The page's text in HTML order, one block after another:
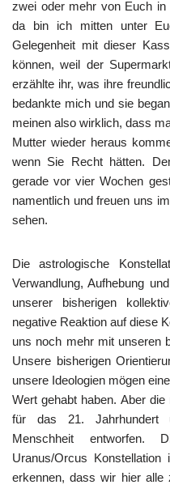
zwei oder mehr von Euch
da bin ich mitten unter
Gelegenheit mit dieser
können, weil der
erzählte ihr, was ihre
bedankte mich und sie
meinen also wirklich, dass
Mutter wieder heraus
wenn Sie Recht hätten.
gerade vor vier Wochen
namentlich und freuen uns
sehen.
Die astrologische
Verwandlung, Aufhebung
unserer bisherigen
negative Reaktion auf diese
uns noch mehr mit unseren
Unsere bisherigen
unsere Ideologien mögen
Wert gehabt haben. Aber
für das 21. Jahrhundert
Menschheit
Uranus/Orcus
erkennen, dass wir hier